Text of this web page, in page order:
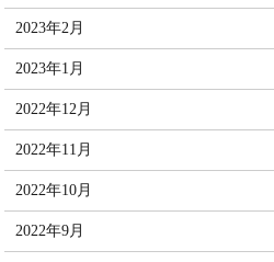
2023年2月
2023年1月
2022年12月
2022年11月
2022年10月
2022年9月